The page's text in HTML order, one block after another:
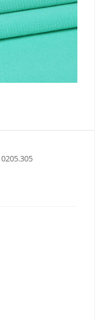
0205.305